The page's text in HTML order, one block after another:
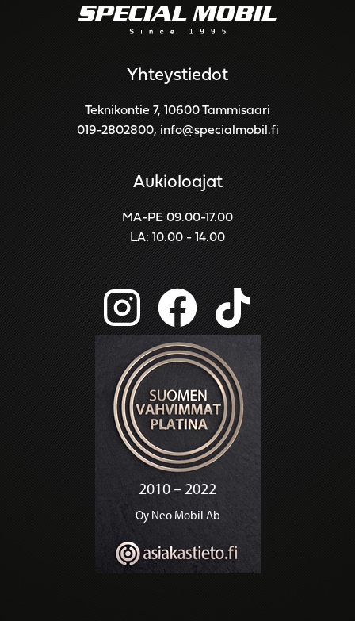
Yhteystiedot
Teknikontie 7, 10600 Tammisaari
019-2802800, info@specialmobil.fi
Aukioloajat
MA-PE 09.00-17.00
LA: 10.00 - 14.00